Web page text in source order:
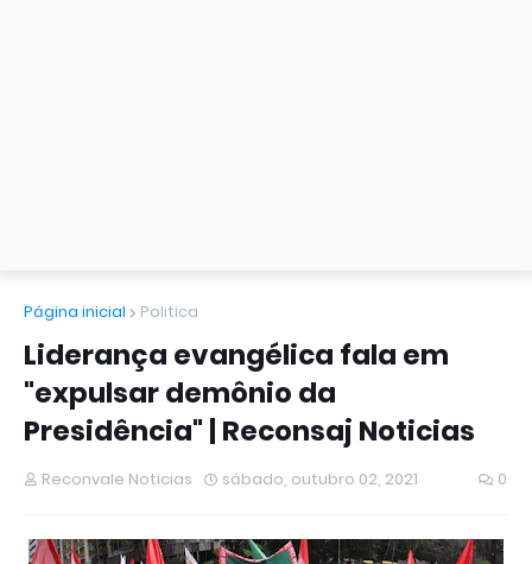
Página inicial Politica
Liderança evangélica fala em
"expulsar demônio da
Presidência" | Reconsaj Noticias
Reconvale Noticias sábado, outubro 02, 2021 0